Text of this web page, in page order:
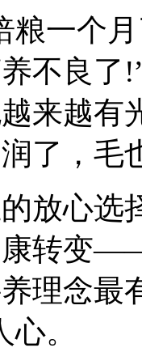
一个月
不良了
来越有
了，毛
心选
转变
理念最
。